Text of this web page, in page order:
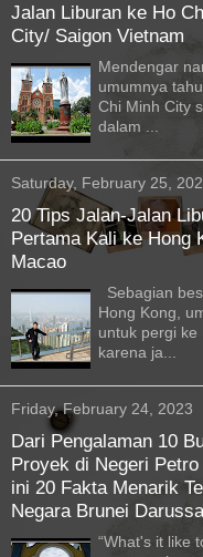
Jalan Liburan ke Ho
City/ Saigon Vietnam
Mendengar
umumnya
Chi Minh City
dalam ...
Saturday, February 25,
20 Tips Jalan-Jalan
Pertama Kali ke Hong
Macao
Sebagian
Hong Kong,
untuk pergi ke
karena ja...
Friday, February 24, 2023
Dari Pengalaman 10
Proyek di Negeri Petro
ini 20 Fakta Menarik
Negara Brunei
“What's it like